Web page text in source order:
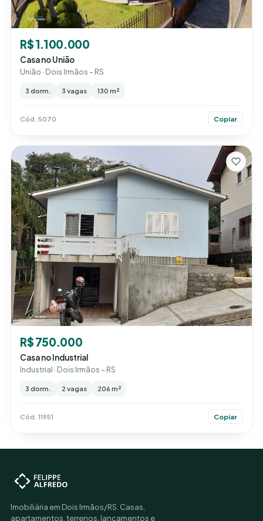
R$ 1.100.000
Casa no União
União · Dois Irmãos – RS
3 dorm. 3 vagas 130 m²
Cód. 5070 Copiar
R$ 750.000
Casa no Industrial
Industrial · Dois Irmãos – RS
3 dorm. 2 vagas 206 m²
Cód. 11951 Copiar
Imobiliária em Dois Irmãos/RS. Casas,
apartamentos, terrenos, lançamentos e